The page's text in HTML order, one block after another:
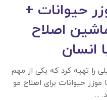
حیوانات +
اصلاح
انسان
را تهیه کرد که یکی از مهم‌
حیوانات برای اصلاح مو
...